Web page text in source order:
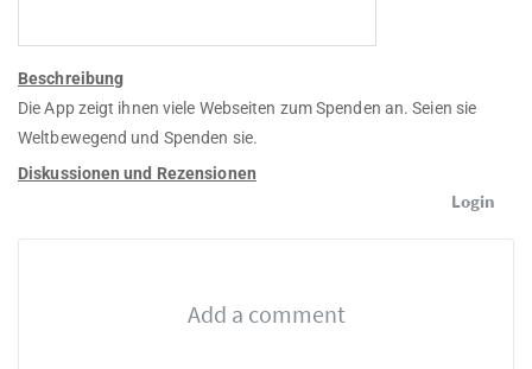
Beschreibung
Die App zeigt ihnen viele Webseiten zum Spenden an. Seien sie
Weltbewegend und Spenden sie.
Diskussionen und Rezensionen
Login